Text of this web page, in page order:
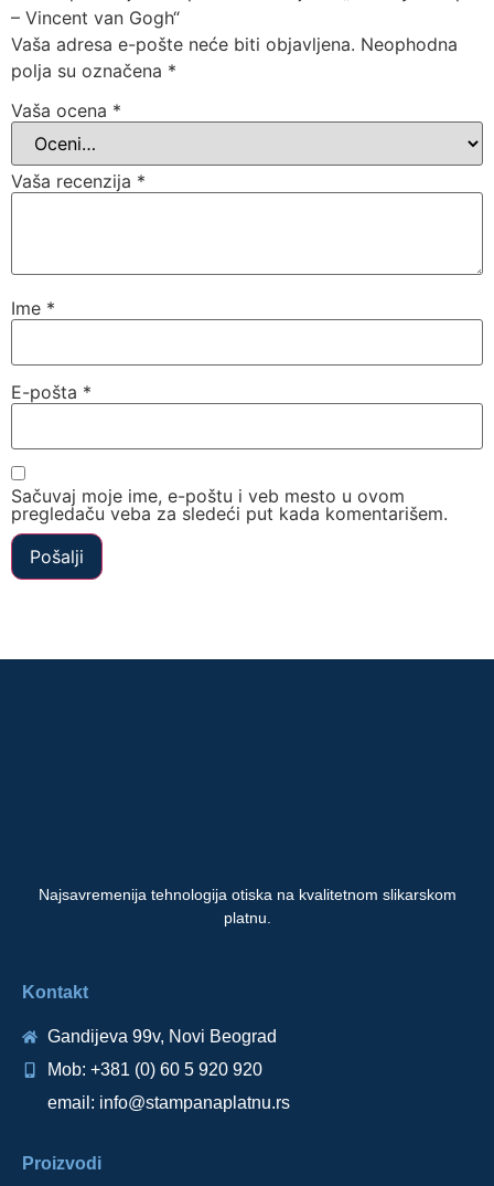
– Vincent van Gogh“
Vaša adresa e-pošte neće biti objavljena. Neophodna
polja su označena *
Vaša ocena *
Vaša recenzija *
Ime *
E-pošta *
Sačuvaj moje ime, e-poštu i veb mesto u ovom
pregledaču veba za sledeći put kada komentarišem.
Najsavremenija tehnologija otiska na kvalitetnom slikarskom
platnu.
Kontakt
Gandijeva 99v, Novi Beograd
Mob: +381 (0) 60 5 920 920
email: info@stampanaplatnu.rs
Proizvodi